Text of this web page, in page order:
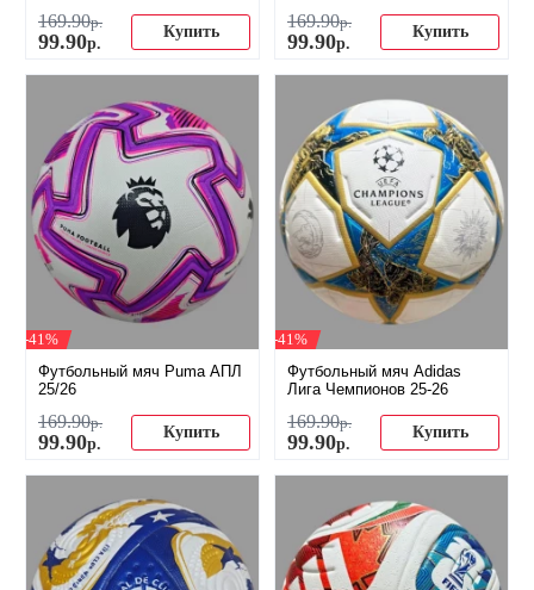
169.90р.
99.90р.
Купить
169.90р.
99.90р.
Купить
-41%
Футбольный мяч Puma АПЛ
25/26
169.90р.
99.90р.
Купить
-41%
Футбольный мяч Adidas
Лига Чемпионов 25-26
169.90р.
99.90р.
Купить